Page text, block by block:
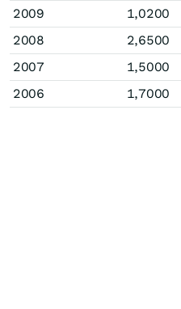
2009
1,0200
2008
2,6500
2007
1,5000
2006
1,7000